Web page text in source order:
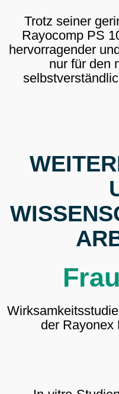
Trotz seiner
Rayocomp PS
hervorragender
nur für den
der Rayonex